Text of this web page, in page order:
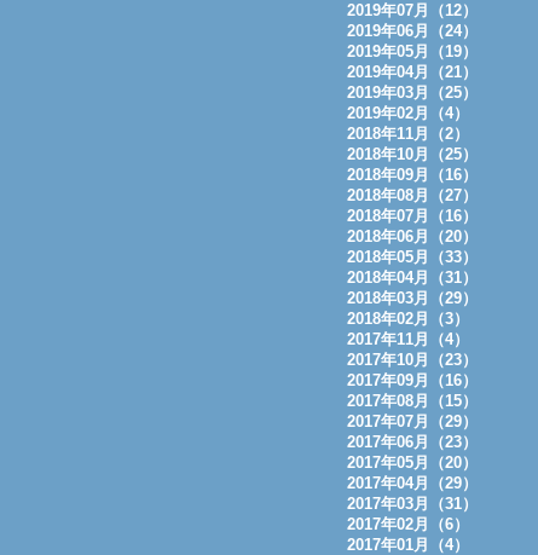
2019年07月（12）
2019年06月（24）
2019年05月（19）
2019年04月（21）
2019年03月（25）
2019年02月（4）
2018年11月（2）
2018年10月（25）
2018年09月（16）
2018年08月（27）
2018年07月（16）
2018年06月（20）
2018年05月（33）
2018年04月（31）
2018年03月（29）
2018年02月（3）
2017年11月（4）
2017年10月（23）
2017年09月（16）
2017年08月（15）
2017年07月（29）
2017年06月（23）
2017年05月（20）
2017年04月（29）
2017年03月（31）
2017年02月（6）
2017年01月（4）